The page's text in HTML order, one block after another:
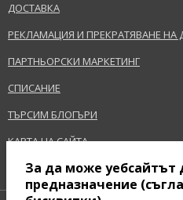
ДОСТАВКА
РЕКЛАМАЦИЯ И ПРЕКРАТЯВАНЕ НА
ПАРТНЬОРСКИ МАРКЕТИНГ
СПИСАНИЕ
ТЪРСИМ БЛОГЪРИ
КАРТА НА САЙТА
За да може уебсайтът
предназначение